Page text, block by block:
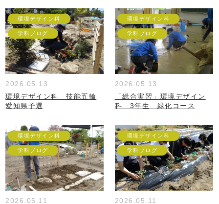
環境デザイン科
学科ブログ
2026.05.13
環境デザイン科 技能五輪
愛知県予選
環境デザイン科
学科ブログ
2026.05.13
「総合実習」環境デザイン
科 3年生 緑化コース
環境デザイン科
学科ブログ
2026.05.11
環境デザイン科
学科ブログ
2026.05.11